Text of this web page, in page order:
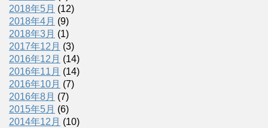
2018年5月 (12)
2018年4月 (9)
2018年3月 (1)
2017年12月 (3)
2016年12月 (14)
2016年11月 (14)
2016年10月 (7)
2016年8月 (7)
2015年5月 (6)
2014年12月 (10)